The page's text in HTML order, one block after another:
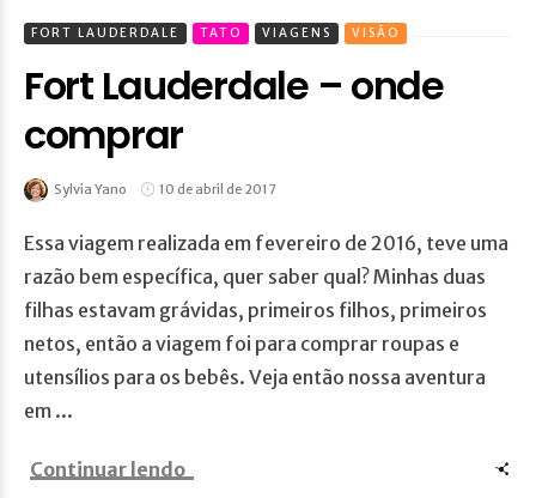
FORT LAUDERDALE TATO VIAGENS VISÃO
Fort Lauderdale – onde
comprar
Sylvia Yano 10 de abril de 2017
Essa viagem realizada em fevereiro de 2016, teve uma
razão bem específica, quer saber qual? Minhas duas
filhas estavam grávidas, primeiros filhos, primeiros
netos, então a viagem foi para comprar roupas e
utensílios para os bebês. Veja então nossa aventura
em ...
Continuar lendo